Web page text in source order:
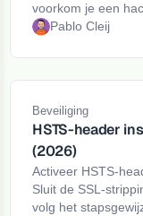
voorkom je een
Pablo Cleij
Beveiliging
HSTS-header
(2026)
Activeer HSTS-
Sluit de SSL-
volg het